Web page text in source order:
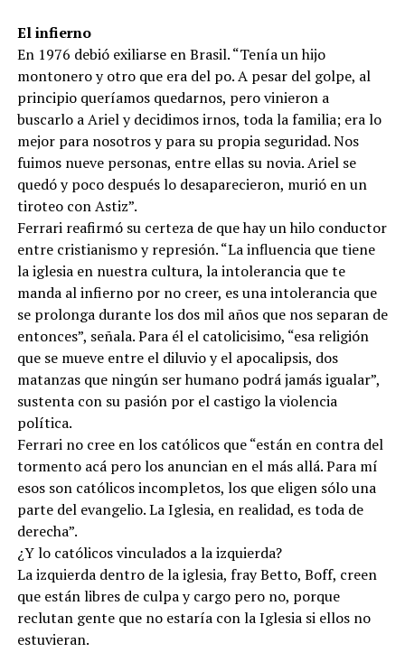
El infierno
En 1976 debió exiliarse en Brasil. “Tenía un hijo
montonero y otro que era del po. A pesar del golpe, al
principio queríamos quedarnos, pero vinieron a
buscarlo a Ariel y decidimos irnos, toda la familia; era lo
mejor para nosotros y para su propia seguridad. Nos
fuimos nueve personas, entre ellas su novia. Ariel se
quedó y poco después lo desaparecieron, murió en un
tiroteo con Astiz”.
Ferrari reafirmó su certeza de que hay un hilo conductor
entre cristianismo y represión. “La influencia que tiene
la iglesia en nuestra cultura, la intolerancia que te
manda al infierno por no creer, es una intolerancia que
se prolonga durante los dos mil años que nos separan de
entonces”, señala. Para él el catolicisimo, “esa religión
que se mueve entre el diluvio y el apocalipsis, dos
matanzas que ningún ser humano podrá jamás igualar”,
sustenta con su pasión por el castigo la violencia
política.
Ferrari no cree en los católicos que “están en contra del
tormento acá pero los anuncian en el más allá. Para mí
esos son católicos incompletos, los que eligen sólo una
parte del evangelio. La Iglesia, en realidad, es toda de
derecha”.
¿Y lo católicos vinculados a la izquierda?
La izquierda dentro de la iglesia, fray Betto, Boff, creen
que están libres de culpa y cargo pero no, porque
reclutan gente que no estaría con la Iglesia si ellos no
estuvieran.